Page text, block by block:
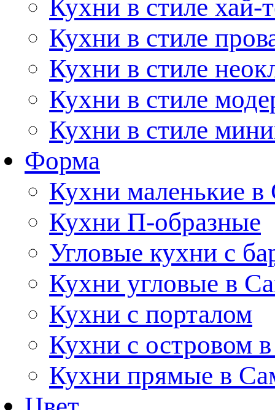
Кухни в стиле хай-
Кухни в стиле
Кухни в стиле
Кухни в стиле
Кухни в стиле
Форма
Кухни маленькие в
Кухни П-образные
Угловые кухни с
Кухни угловые в
Кухни с порталом
Кухни с островом
Кухни прямые в